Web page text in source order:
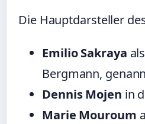
Die Hauptdarsteller
Emilio Sakraya
Bergmann,
Dennis Mojen in
Marie Mouroum